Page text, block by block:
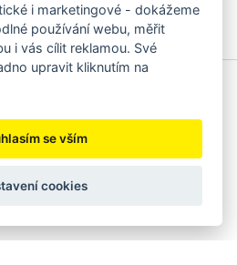
i marketingové - dokážeme
používání webu, měřit
i vás cílit reklamou. Své
upravit kliknutím na
se vším
cookies